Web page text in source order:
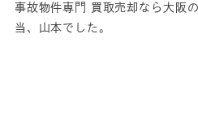
事故物件専門 買取売却なら大阪
当、山本でした。